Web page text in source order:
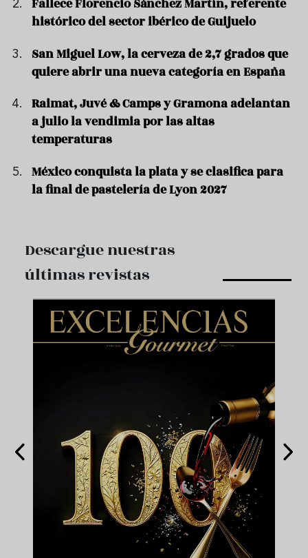
Fallece Florencio Sánchez Martín, referente
histórico del sector ibérico de Guijuelo
San Miguel Low, la cerveza de 2,7 grados que
quiere abrir una nueva categoría en España
Raimat, Juvé & Camps y Gramona adelantan
a julio la vendimia por las altas
temperaturas
México conquista la plata y se clasifica para
la final de pastelería de Lyon 2027
Descargue nuestras
últimas revistas